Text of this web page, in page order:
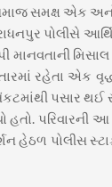
સમક્ષ એક
પોલીસે
મિસાલ
રહેતા એક
પસાર થઈ
પરિવારની આ
હેઠળ પોલીસ